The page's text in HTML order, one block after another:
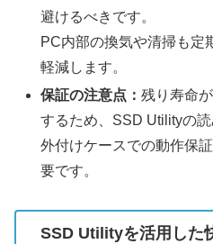
避けるべきです。
PC内部の換気や清掃も定
軽減します。
保証の注意点：残り寿命
するため、SSD Utilityの読
外付けケースでの動作保
要です。
SSD Utilityを活用した